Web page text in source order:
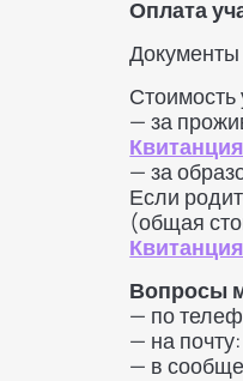
Оплата
Документы
Стоимость
— за
— за
Если
(общая
Вопросы
— по
— на
— в